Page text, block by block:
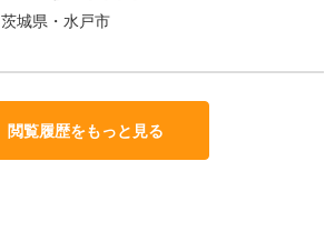
茨城県・水戸市
閲覧履歴をもっと見る